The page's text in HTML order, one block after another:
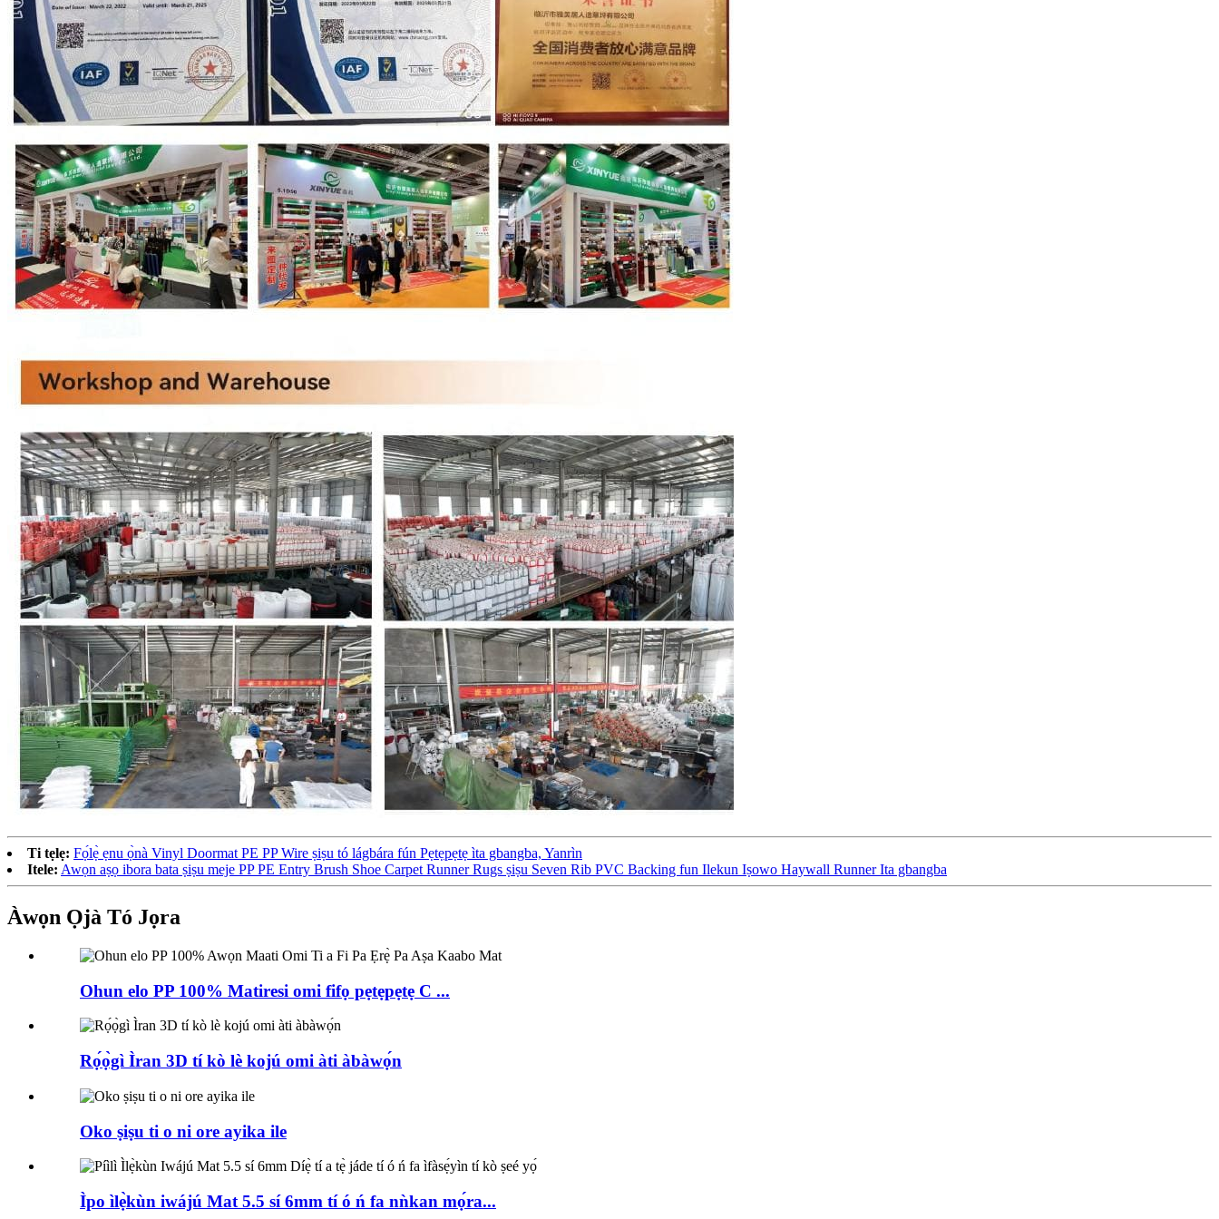
Ti tẹlẹ: Fọ́lẹ̀ ẹnu ọ̀nà Vinyl Doormat PE PP Wire ṣiṣu tó lágbára fún Pẹtẹpẹtẹ ìta gbangba, Yanrìn
Itele: Awọn aṣọ ibora bata ṣiṣu meje PP PE Entry Brush Shoe Carpet Runner Rugs ṣiṣu Seven Rib PVC Backing fun Ilekun Iṣowo Haywall Runner Ita gbangba
Àwọn Ọjà Tó Jọra
Ohun elo PP 100% Matiresi omi fifọ pẹtẹpẹtẹ C ...
Rọ́ọ̀gì Ìran 3D tí kò lè kojú omi àti àbàwọ́n
Oko ṣiṣu ti o ni ore ayika ile
Ìpo ìlẹ̀kùn iwájú Mat 5.5 sí 6mm tí ó ń fa nǹkan mọ́ra...